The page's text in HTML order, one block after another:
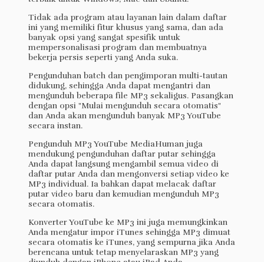
Tidak ada program atau layanan lain dalam daftar
ini yang memiliki fitur khusus yang sama, dan ada
banyak opsi yang sangat spesifik untuk
mempersonalisasi program dan membuatnya
bekerja persis seperti yang Anda suka.
Pengunduhan batch dan pengimporan multi-tautan
didukung, sehingga Anda dapat mengantri dan
mengunduh beberapa file MP3 sekaligus. Pasangkan
dengan opsi "Mulai mengunduh secara otomatis"
dan Anda akan mengunduh banyak MP3 YouTube
secara instan.
Pengunduh MP3 YouTube MediaHuman juga
mendukung pengunduhan daftar putar sehingga
Anda dapat langsung mengambil semua video di
daftar putar Anda dan mengonversi setiap video ke
MP3 individual. Ia bahkan dapat melacak daftar
putar video baru dan kemudian mengunduh MP3
secara otomatis.
Konverter YouTube ke MP3 ini juga memungkinkan
Anda mengatur impor iTunes sehingga MP3 dimuat
secara otomatis ke iTunes, yang sempurna jika Anda
berencana untuk tetap menyelaraskan MP3 yang